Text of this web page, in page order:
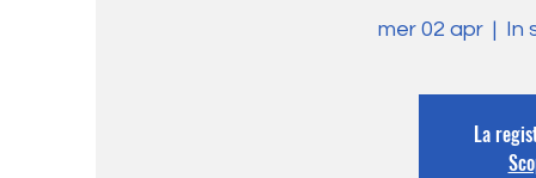
mer 02 apr
  |
In
La